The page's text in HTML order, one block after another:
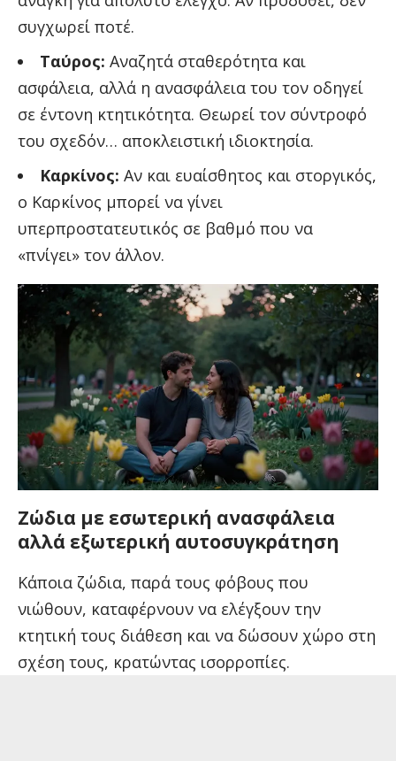
συγχωρεί ποτέ.
Ταύρος: Αναζητά σταθερότητα και
ασφάλεια, αλλά η ανασφάλεια του τον οδηγεί
σε έντονη κτητικότητα. Θεωρεί τον σύντροφό
του σχεδόν… αποκλειστική ιδιοκτησία.
Καρκίνος: Αν και ευαίσθητος και στοργικός,
ο Καρκίνος μπορεί να γίνει
υπερπροστατευτικός σε βαθμό που να
«πνίγει» τον άλλον.
Ζώδια με εσωτερική ανασφάλεια
αλλά εξωτερική αυτοσυγκράτηση
Κάποια ζώδια, παρά τους φόβους που
νιώθουν, καταφέρνουν να ελέγξουν την
κτητική τους διάθεση και να δώσουν χώρο στη
σχέση τους, κρατώντας ισορροπίες.